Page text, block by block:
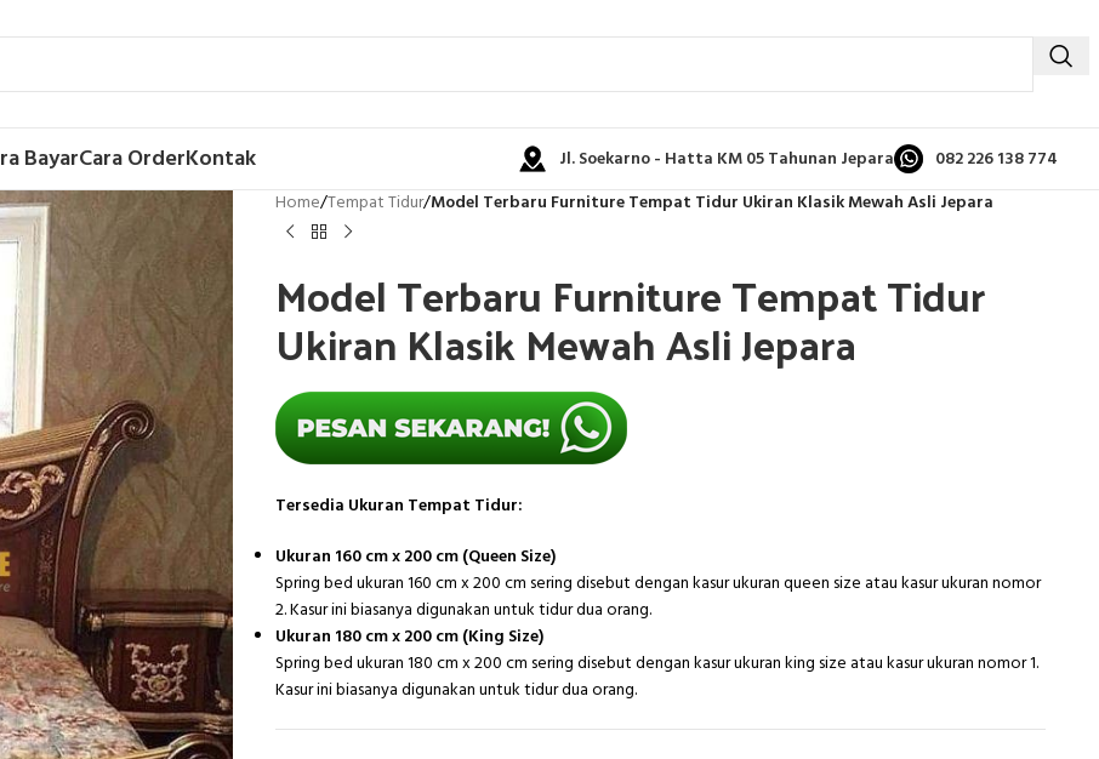
BayarCara OrderKontak Jl. Soekarno - Hatta KM 05 Tahunan Jepara 082 226 138 774
Home/Tempat Tidur/Model Terbaru Furniture Tempat Tidur Ukiran Klasik Mewah Asli Jepara
Model Terbaru Furniture Tempat Tidur
Ukiran Klasik Mewah Asli Jepara
Tersedia Ukuran Tempat Tidur:
Ukuran 160 cm x 200 cm (Queen Size)
Spring bed ukuran 160 cm x 200 cm sering disebut dengan kasur ukuran queen size atau kasur ukuran nomor
2. Kasur ini biasanya digunakan untuk tidur dua orang.
Ukuran 180 cm x 200 cm (King Size)
Spring bed ukuran 180 cm x 200 cm sering disebut dengan kasur ukuran king size atau kasur ukuran nomor 1.
Kasur ini biasanya digunakan untuk tidur dua orang.